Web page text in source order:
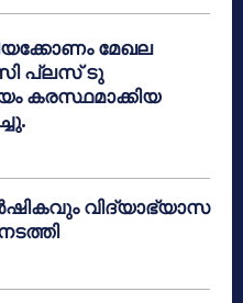
മേഖല
പ്ലസ് ടു
കരസ്ഥമാക്കിയ
വിദ്യാഭ്യാസ